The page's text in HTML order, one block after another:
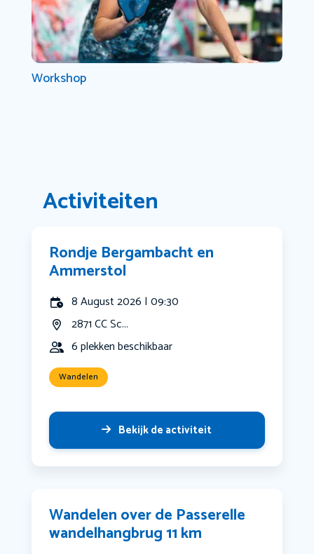
Workshop
Activiteiten
Rondje Bergambacht en
Ammerstol
8 August 2026 | 09:30
2871 CC Sc...
6 plekken beschikbaar
Wandelen
Bekijk de activiteit
Wandelen over de Passerelle
wandelhangbrug 11 km